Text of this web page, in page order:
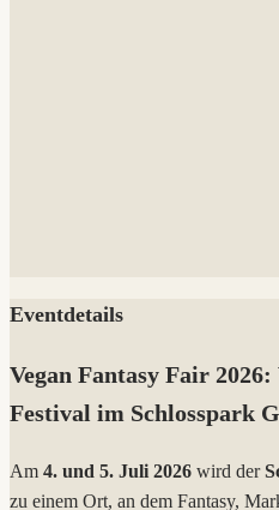
Eventdetails
Vegan Fantasy Fair 2026:
Festival im Schlosspark
Am 4. und 5. Juli 2026 wird der
zu einem Ort, an dem Fantasy,